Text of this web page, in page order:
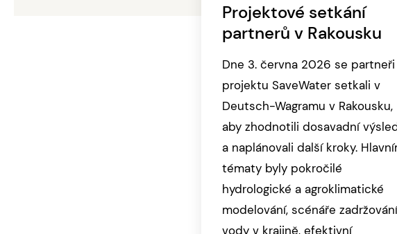
Projektové setkání
partnerů v Rakousku
Dne 3. června 2026 se partneři
projektu SaveWater setkali v
Deutsch-Wagramu v Rakousku,
aby zhodnotili dosavadní
a naplánovali další kroky.
tématy byly pokročilé
hydrologické a agroklimatické
modelování, scénáře zadržování
vody v krajině, efektivní